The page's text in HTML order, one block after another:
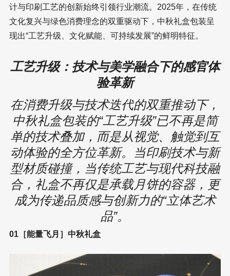
计与印刷工艺的创新始终引领行业潮流。2025年，在传统
文化复兴与绿色消费理念的双重驱动下，中秋礼盒包装呈
现出“工艺升级、文化赋能、可持续发展”的鲜明特征。
工艺升级：技术与美学融合下的感官体
验革新
在消费升级与技术迭代的双重推动下，
中秋礼盒包装的“工艺升级”已不再是简
单的技术叠加，而是从视觉、触觉到互
动体验的全方位革新。当印刷技术与新
型材质碰撞，当传统工艺与现代科技融
合，礼盒不再仅是承载月饼的容器，更
成为传递品质感与创新力的“立体艺术
品”。
01［能量飞月］中秋礼盒